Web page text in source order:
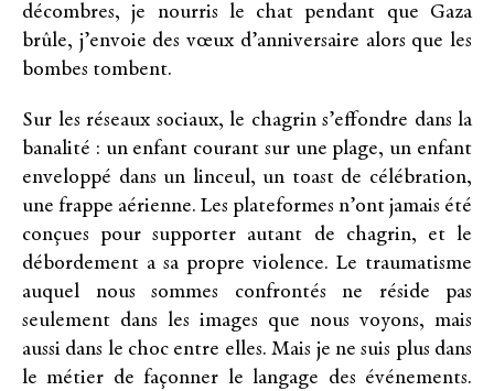
décombres, je nourris le chat pendant que Gaza
brûle, j’envoie des vœux d’anniversaire alors que les
bombes tombent.
Sur les réseaux sociaux, le chagrin s’effondre dans la
banalité : un enfant courant sur une plage, un enfant
enveloppé dans un linceul, un toast de célébration,
une frappe aérienne. Les plateformes n’ont jamais été
conçues pour supporter autant de chagrin, et le
débordement a sa propre violence. Le traumatisme
auquel nous sommes confrontés ne réside pas
seulement dans les images que nous voyons, mais
aussi dans le choc entre elles. Mais je ne suis plus dans
le métier de façonner le langage des événements.